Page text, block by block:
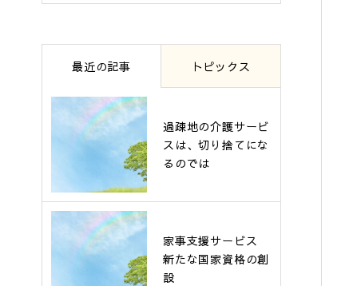
最近の記事 トピックス
過疎地の介護サービ
スは、切り捨てにな
るのでは
家事支援サービス
新たな国家資格の創
設